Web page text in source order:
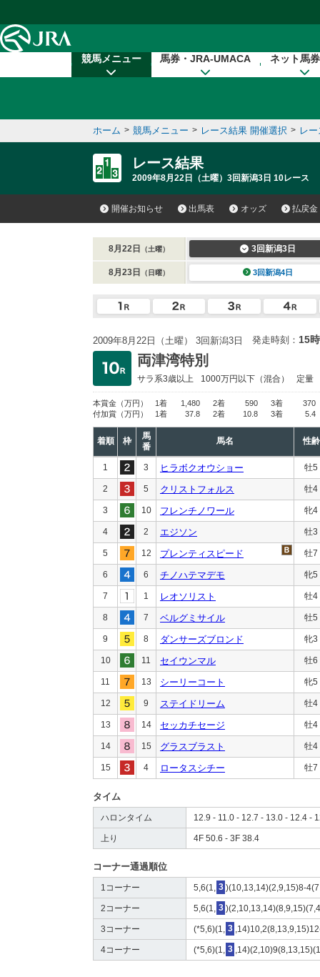
競馬メニュー 馬券・JRA-UMACA ネット馬
ホーム > 競馬メニュー > レース結果 開催選択 > レ
レース結果
2009年8月22日（土曜）3回新潟3日 10レース
開催お知らせ 出馬表 オッズ 払戻金
8月22日 （土曜） 3回新潟3日
8月23日 （日曜） 3回新潟4日
2009年8月22日（土曜） 3回新潟3日 発走時刻： 15
両津湾特別
サラ系3歳以上 1000万円以下 （混合） 定量
本賞金 （万円） 1着 1,480 2着 590 3着
370
付加賞 （万円） 1着 37.8 2着 10.8 3着 5.4
着順 枠
馬
番
馬名 性齢
1 3 ヒラボクオウショー 牡5
2 5 クリストフォルス 牡4
3 10 フレンチノワール 牝4
4 2 エジソン 牡3
5 12 プレンティスピード 牡7
6 6 チノハテマデモ 牝5
7 1 レオソリスト 牡4
8 7 ベルグミサイル 牡5
9 8 ダンサーズブロンド 牝3
10 11 セイウンマル 牡6
11 13 シーリーコート 牝5
12 9 ステイドリーム 牡4
13 14 セッカチセージ 牡4
14 15 グラスブラスト 牡4
15 4 ロータスシチー 牡7
タイム
ハロンタイム 12.9 - 11.0 - 12.7 - 13.0 - 12.4 -
上り 4F 50.6 - 3F 38.4
コーナー通過順位
1コーナー 5,6(1, 3 )(10,13,14)(2,9,15)8-
2コーナー 5,6(1, 3
3コーナー (*5,6)(1, 3
4コーナー (*5,6)(1, 3